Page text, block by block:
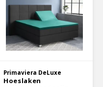
Primaviera DeLuxe
Hoeslaken